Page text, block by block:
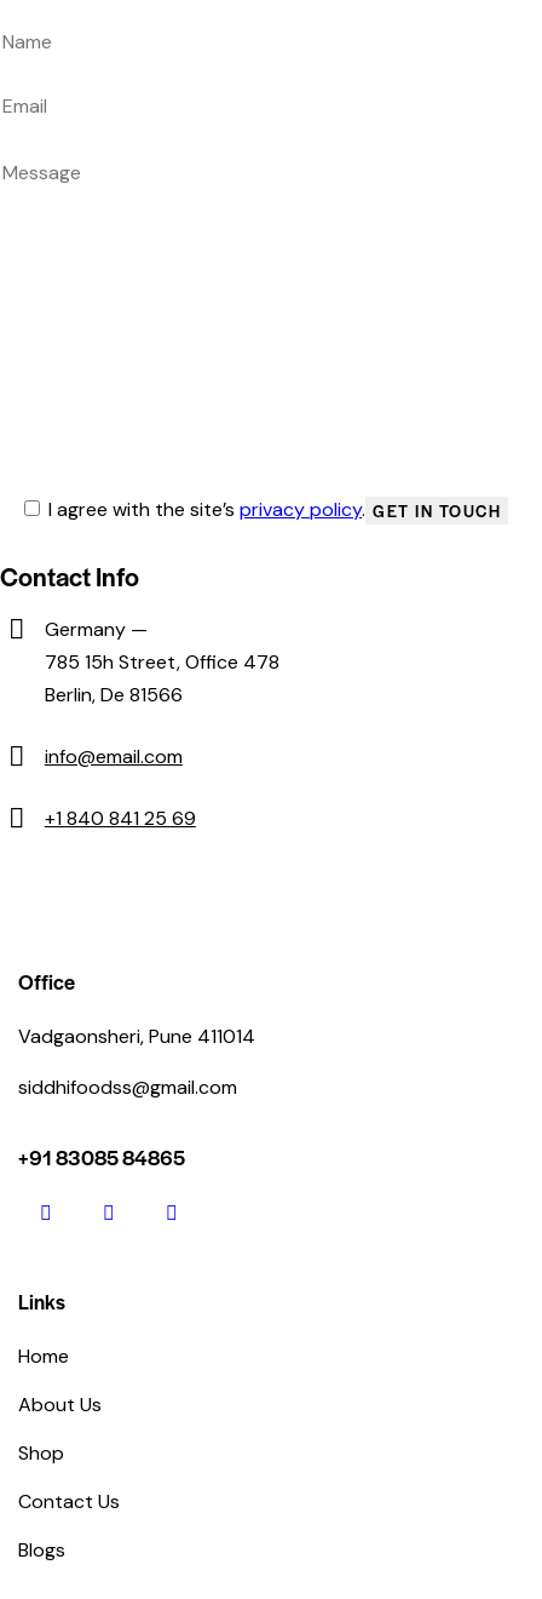
I agree with the site’s privacy policy.
Contact Info
Germany —
785 15h Street, Office 478
Berlin, De 81566
info@email.com
+1 840 841 25 69
Office
Vadgaonsheri, Pune 411014
siddhifoodss@gmail.com
+91 83085 84865
Links
Home
About Us
Shop
Contact Us
Blogs